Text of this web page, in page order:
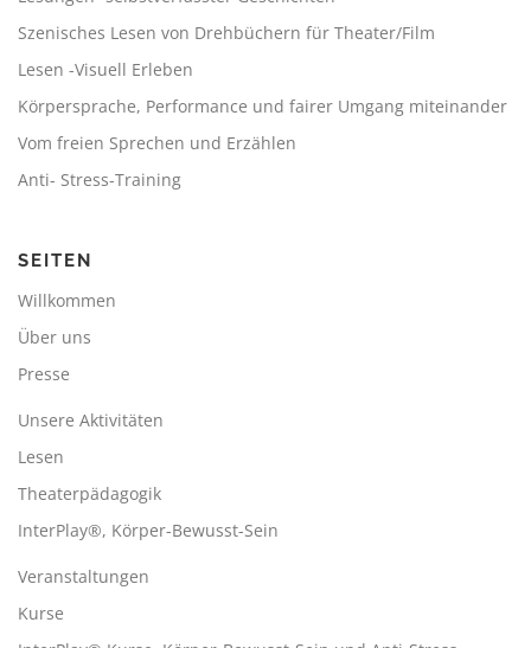
Szenisches Lesen von Drehbüchern für Theater/Film
Lesen -Visuell Erleben
Körpersprache, Performance und fairer Umgang miteinander
Vom freien Sprechen und Erzählen
Anti- Stress-Training
SEITEN
Willkommen
Über uns
Presse
Unsere Aktivitäten
Lesen
Theaterpädagogik
InterPlay®, Körper-Bewusst-Sein
Veranstaltungen
Kurse